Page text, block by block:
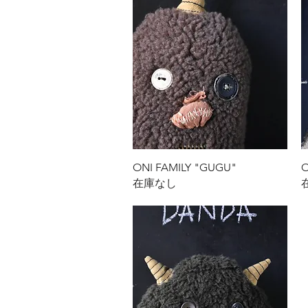
クイックビュー
ONI FAMILY "GUGU"
在庫なし